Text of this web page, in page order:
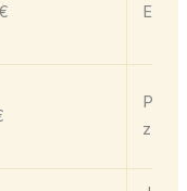
Exkl.
Pro
zzgl.